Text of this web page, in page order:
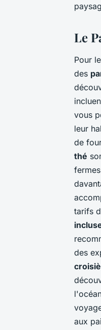
Le
Pour
des
vous
leur
de
thé
tarifs
des
aux